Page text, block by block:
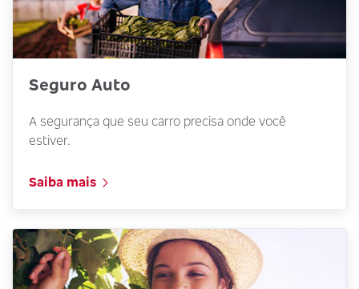
Seguro Auto
A segurança que seu carro precisa onde você
estiver.
Saiba mais